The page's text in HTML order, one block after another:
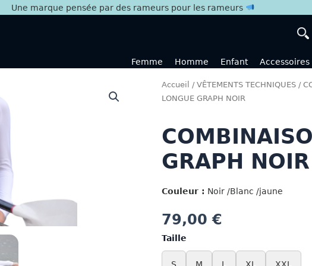
Une marque pensée par des rameurs pour les rameurs
Femme Homme Enfant Accessoires
Accueil / VÊTEMENTS TECHNIQUES /
LONGUE GRAPH NOIR
GRAPH NOIR
Couleur : Noir /Blanc /jaune
79,00€
Taille
S M L XL XXL